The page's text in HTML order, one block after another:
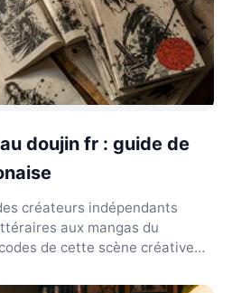
doujin fr : guide de
créateurs indépendants
aux mangas du
de cette scène créative